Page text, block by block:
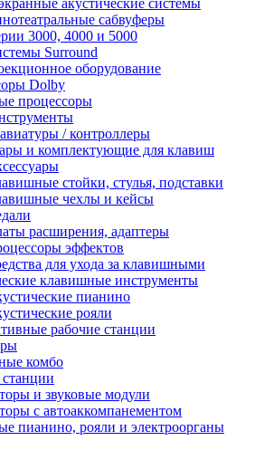
акустические системы
сабвуферы
3000, 4000 и 5000
Surround
оборудование
Dolby
процессоры
/ контроллеры
и комплектующие для клавиш
стойки, стулья, подставки
чехлы и кейсы
расширения, адаптеры
эффектов
для ухода за клавишными
клавишные инструменты
пианино
рояли
рабочие станции
комбо
и звуковые модули
с автоаккомпанементом
пианино, рояли и электроорганы